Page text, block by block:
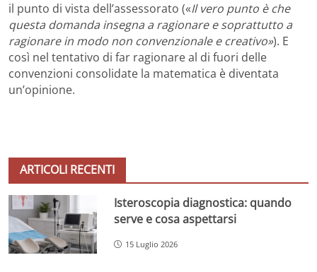
il punto di vista dell’assessorato («Il vero punto è che
questa domanda insegna a ragionare e soprattutto a
ragionare in modo non convenzionale e creativo»). E
così nel tentativo di far ragionare al di fuori delle
convenzioni consolidate la matematica è diventata
un’opinione.
ARTICOLI RECENTI
Isteroscopia diagnostica: quando
serve e cosa aspettarsi
15 Luglio 2026